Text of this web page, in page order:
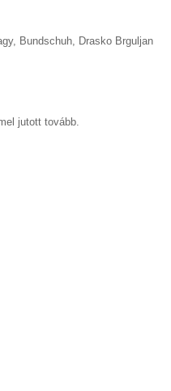
Bundschuh, Drasko Brguljan
jutott tovább.